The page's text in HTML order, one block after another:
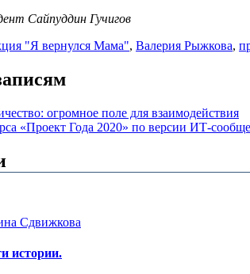
Сайпуддин Гучигов
"Я вернулся Мама", Валерия Рыжкова,
огромное поле для взаимодействия
«Проект Года 2020» по версии ИТ-
Сдвижкова
истории.